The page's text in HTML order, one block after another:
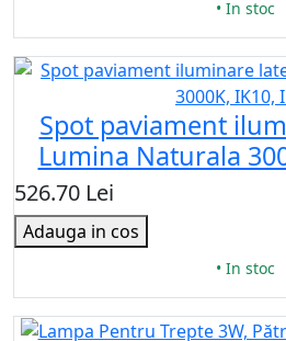
• In stoc
Spot paviament
Lumina Naturala
526.70 Lei
Adauga in cos
• In stoc